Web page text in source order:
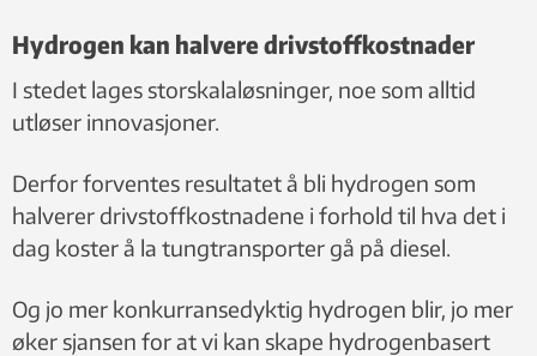
Hydrogen kan halvere drivstoffkostnader
I stedet lages storskalaløsninger, noe som alltid
utløser innovasjoner.
Derfor forventes resultatet å bli hydrogen som
halverer drivstoffkostnadene i forhold til hva det i
dag koster å la tungtransporter gå på diesel.
Og jo mer konkurransedyktig hydrogen blir, jo mer
øker sjansen for at vi kan skape hydrogenbasert